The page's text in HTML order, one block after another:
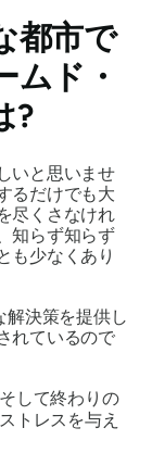
都市で
ムド・
?
いと思いませ
るだけでも大
尽くさなけれ
知らず知らず
も少なくあり
決策を提供し
れているので
して終わりの
トレスを与え